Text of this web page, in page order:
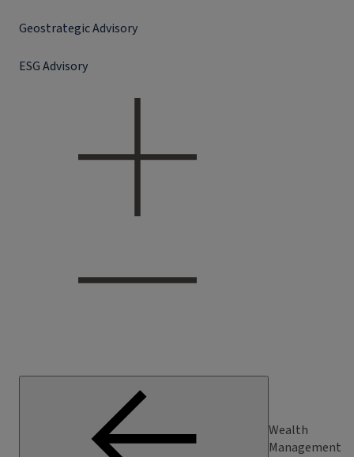
Geostrategic Advisory
ESG Advisory
Wealth
Management